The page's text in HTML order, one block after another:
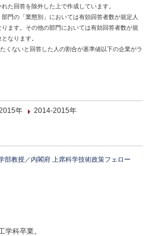
た回答を除外した上で作成しています。
門の「業態別」においては有効回答者数が規定人
ます。その他の部門においては有効回答者数が規
なります。
くないと回答した人の割合が基準値以下の企業がラ
年 2014-2015年
部教授／内閣府 上席科学技術政策フェロー
学科卒業。